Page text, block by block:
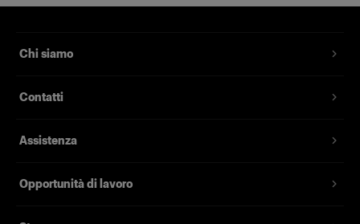
Chi siamo
Contatti
Assistenza
Opportunità di lavoro